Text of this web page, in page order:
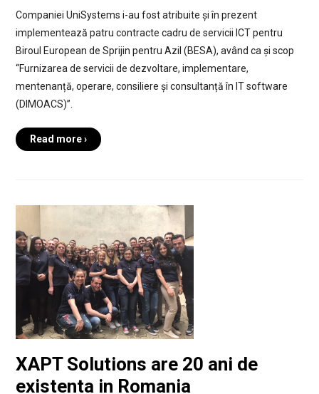
Companiei UniSystems i-au fost atribuite și în prezent
implementează patru contracte cadru de servicii ICT pentru
Biroul European de Sprijin pentru Azil (BESA), având ca și scop
“Furnizarea de servicii de dezvoltare, implementare,
mentenanță, operare, consiliere și consultanță în IT software
(DIMOACS)”.
Read more ›
XAPT Solutions are 20 ani de
existenta in Romania